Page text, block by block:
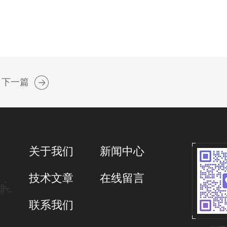
下一篇
关于我们 新闻中心
技术文章 在线留言
联系我们